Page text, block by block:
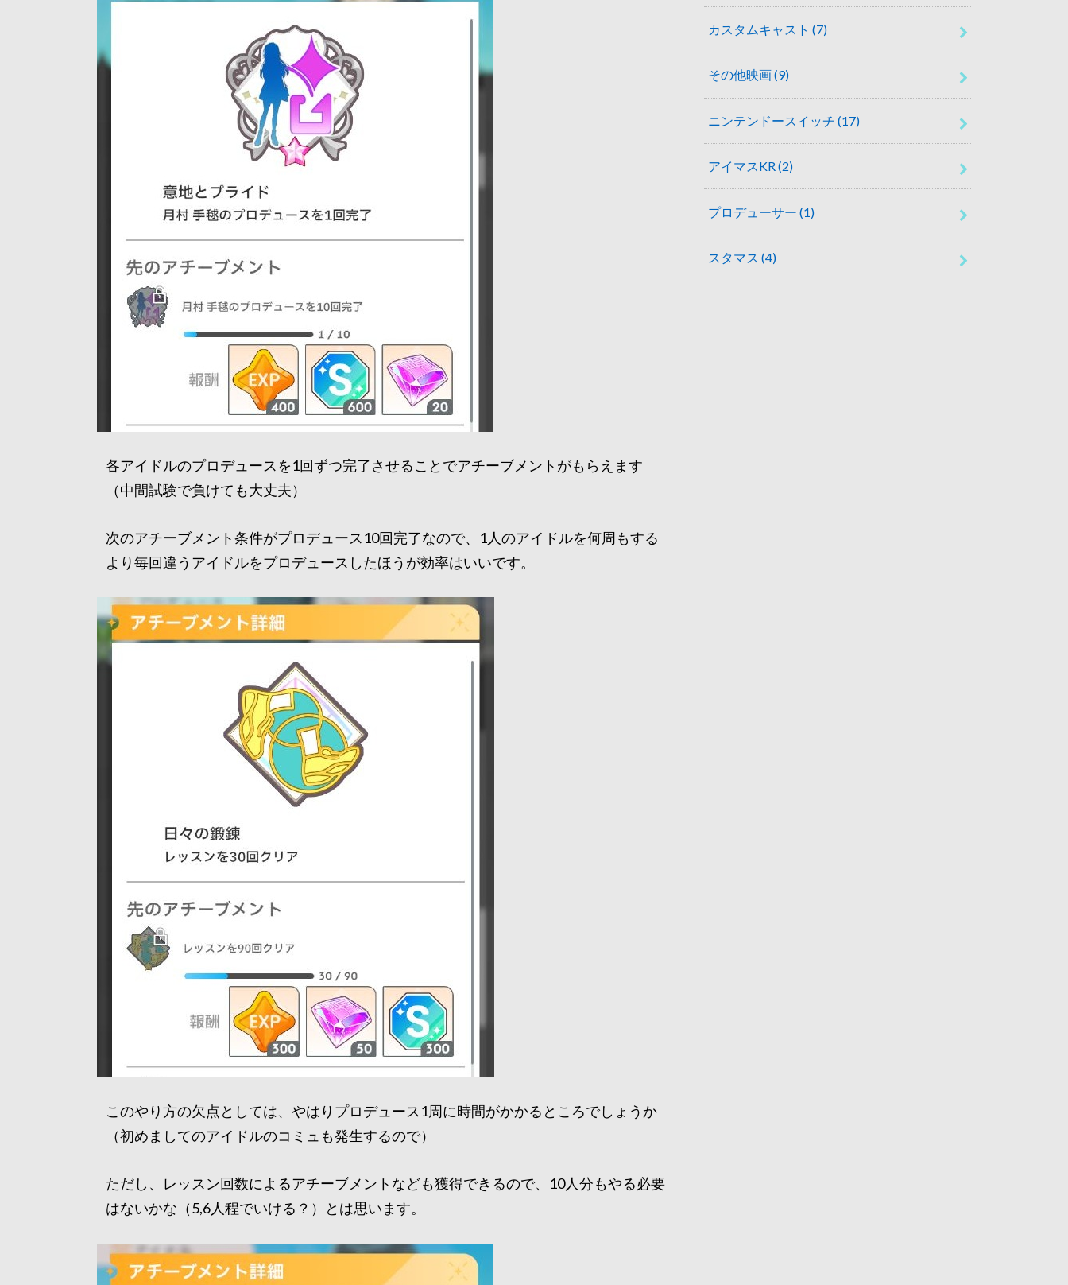
各アイドルのプロデュースを1回ずつ完了させることでアチーブメントがもらえます
（中間試験で負けても大丈夫）
次のアチーブメント条件がプロデュース10回完了なので、1人のアイドルを何周もする
より毎回違うアイドルをプロデュースしたほうが効率はいいです。
このやり方の欠点としては、やはりプロデュース1周に時間がかかるところでしょうか
（初めましてのアイドルのコミュも発生するので）
ただし、レッスン回数によるアチーブメントなども獲得できるので、10人分もやる必要
はないかな（5,6人程でいける？）とは思います。
カスタムキャスト (7)
その他映画(9)
ニンテンドースイッチ (17)
アイマスKR(2)
プロデューサー (1)
スタマス (4)